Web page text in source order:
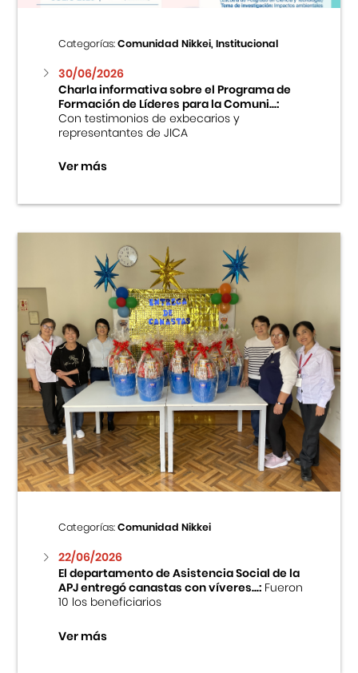
Categorías:Comunidad Nikkei, Institucional
30/06/2026
Charla informativa sobre el Programa de
Formación de Líderes para la Comuni...:
Con testimonios de exbecarios y
representantes de JICA
Ver más
Categorías:Comunidad Nikkei
22/06/2026
El departamento de Asistencia Social de la
APJ entregó canastas con víveres...:Fueron
10 los beneficiarios
Ver más